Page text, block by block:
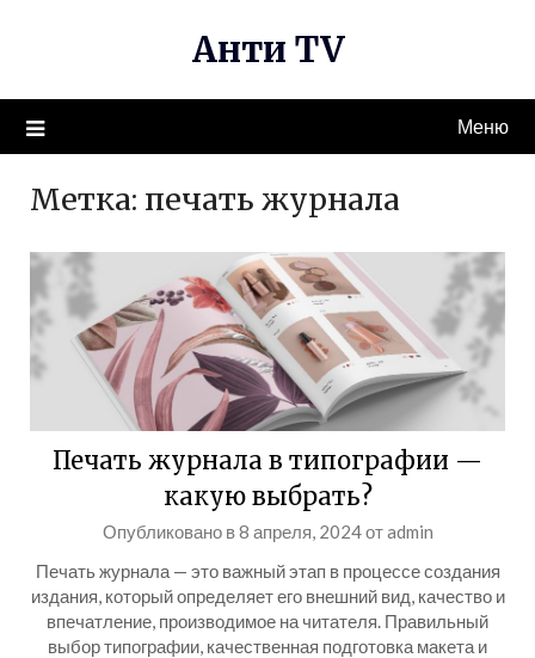
Анти TV
Меню
Метка: печать журнала
Печать журнала в типографии —
какую выбрать?
Опубликовано в8 апреля, 2024отadmin
Печать журнала — это важный этап в процессе создания
издания, который определяет его внешний вид, качество и
впечатление, производимое на читателя. Правильный
выбор типографии, качественная подготовка макета и